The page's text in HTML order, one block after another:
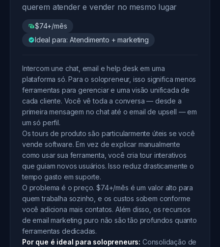
querem atender e vender no mesmo lugar
$74+/mês
Ideal para: Atendimento + marketing
Intercom une chat, email e help desk em uma
plataforma só. Para o solopreneur, isso significa menos
ferramentas para gerenciar e uma visão unificada de
cada cliente. Você vê toda a conversa — desde a
primeira mensagem no chat até o email de upsell — em
um só perfil.
Os tours de produto são particularmente úteis se você
vende software. Em vez de explicar manualmente
como usar sua ferramenta, você cria tour interativos
que guiam novos usuários. Isso reduz drasticamente o
tempo gasto em suporte.
O problema é o preço. $74+/mês é um valor alto para
quem trabalha sozinho, e os custos sobem conforme
você adiciona mais contatos. Além disso, os recursos
de email marketing puro não são tão profundos quanto
ferramentas dedicadas.
Por que é ideal para solopreneurs: Consolidação de